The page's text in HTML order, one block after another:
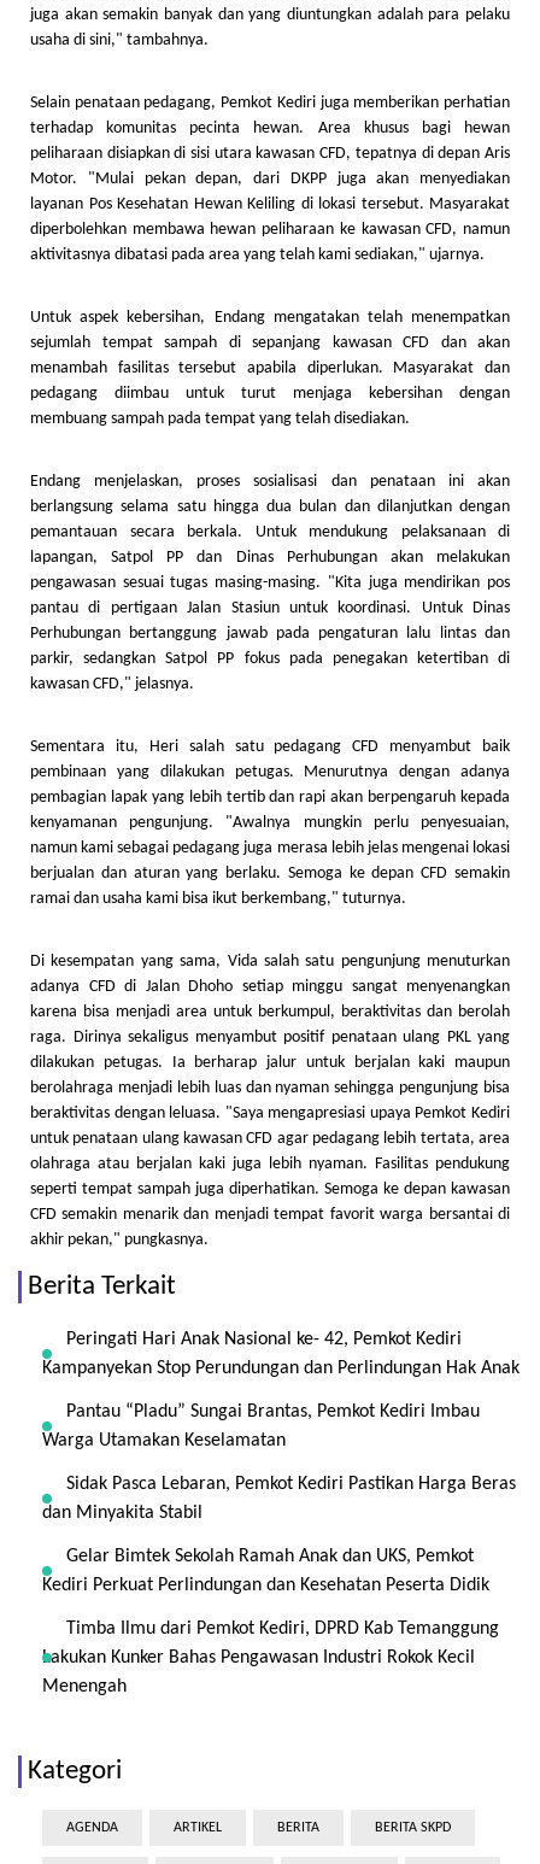
juga akan semakin banyak dan yang diuntungkan adalah para pelaku
usaha di sini," tambahnya.
Selain penataan pedagang, Pemkot Kediri juga memberikan perhatian
terhadap komunitas pecinta hewan. Area khusus bagi hewan
peliharaan disiapkan di sisi utara kawasan CFD, tepatnya di depan Aris
Motor. "Mulai pekan depan, dari DKPP juga akan menyediakan
layanan Pos Kesehatan Hewan Keliling di lokasi tersebut. Masyarakat
diperbolehkan membawa hewan peliharaan ke kawasan CFD, namun
aktivitasnya dibatasi pada area yang telah kami sediakan," ujarnya.
Untuk aspek kebersihan, Endang mengatakan telah menempatkan
sejumlah tempat sampah di sepanjang kawasan CFD dan akan
menambah fasilitas tersebut apabila diperlukan. Masyarakat dan
pedagang diimbau untuk turut menjaga kebersihan dengan
membuang sampah pada tempat yang telah disediakan.
Endang menjelaskan, proses sosialisasi dan penataan ini akan
berlangsung selama satu hingga dua bulan dan dilanjutkan dengan
pemantauan secara berkala. Untuk mendukung pelaksanaan di
lapangan, Satpol PP dan Dinas Perhubungan akan melakukan
pengawasan sesuai tugas masing-masing. "Kita juga mendirikan pos
pantau di pertigaan Jalan Stasiun untuk koordinasi. Untuk Dinas
Perhubungan bertanggung jawab pada pengaturan lalu lintas dan
parkir, sedangkan Satpol PP fokus pada penegakan ketertiban di
kawasan CFD," jelasnya.
Sementara itu, Heri salah satu pedagang CFD menyambut baik
pembinaan yang dilakukan petugas. Menurutnya dengan adanya
pembagian lapak yang lebih tertib dan rapi akan berpengaruh kepada
kenyamanan pengunjung. "Awalnya mungkin perlu penyesuaian,
namun kami sebagai pedagang juga merasa lebih jelas mengenai lokasi
berjualan dan aturan yang berlaku. Semoga ke depan CFD semakin
ramai dan usaha kami bisa ikut berkembang," tuturnya.
Di kesempatan yang sama, Vida salah satu pengunjung menuturkan
adanya CFD di Jalan Dhoho setiap minggu sangat menyenangkan
karena bisa menjadi area untuk berkumpul, beraktivitas dan berolah
raga. Dirinya sekaligus menyambut positif penataan ulang PKL yang
dilakukan petugas. Ia berharap jalur untuk berjalan kaki maupun
berolahraga menjadi lebih luas dan nyaman sehingga pengunjung bisa
beraktivitas dengan leluasa. "Saya mengapresiasi upaya Pemkot Kediri
untuk penataan ulang kawasan CFD agar pedagang lebih tertata, area
olahraga atau berjalan kaki juga lebih nyaman. Fasilitas pendukung
seperti tempat sampah juga diperhatikan. Semoga ke depan kawasan
CFD semakin menarik dan menjadi tempat favorit warga bersantai di
akhir pekan," pungkasnya.
Berita Terkait
Peringati Hari Anak Nasional ke- 42, Pemkot Kediri
Kampanyekan Stop Perundungan dan Perlindungan Hak Anak
Pantau “Pladu” Sungai Brantas, Pemkot Kediri Imbau
Warga Utamakan Keselamatan
Sidak Pasca Lebaran, Pemkot Kediri Pastikan Harga Beras
dan Minyakita Stabil
Gelar Bimtek Sekolah Ramah Anak dan UKS, Pemkot
Kediri Perkuat Perlindungan dan Kesehatan Peserta Didik
Timba Ilmu dari Pemkot Kediri, DPRD Kab Temanggung
Lakukan Kunker Bahas Pengawasan Industri Rokok Kecil
Menengah
Kategori
AGENDA ARTIKEL BERITA BERITA SKPD